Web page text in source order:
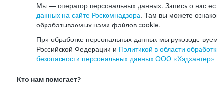
Мы — оператор персональных данных. Запись о нас
данных на сайте Роскомнадзора. Там вы можете
обрабатываемых нами файлов cookie.
При обработке персональных данных мы
Российской Федерации и Политикой в области
безопасности персональных данных ООО «Хэдхантер»
Кто нам помогает?